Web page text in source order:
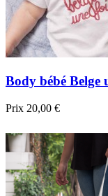
Body bébé Belge
Prix 20,00 €
Aperçu rapide
Blanc Noir Bleu foncé